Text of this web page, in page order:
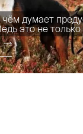
думает
это не